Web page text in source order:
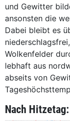
und Gewitter
ansonsten die
Dabei bleibt es
Wolkenfelder
lebhaft aus
abseits von
Nach